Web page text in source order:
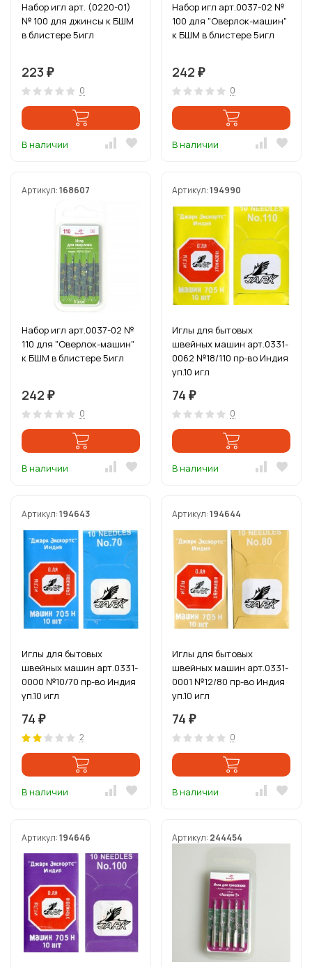
Набор игл арт. (0220-01)
№ 100 для джинсы к БШМ
в блистере 5игл
223 ₽
0
В наличии
Набор игл арт.0037-02 №
100 для "Оверлок-машин"
к БШМ в блистере 5игл
242 ₽
0
В наличии
Артикул:168607
Набор игл арт.0037-02 №
110 для "Оверлок-машин"
к БШМ в блистере 5игл
242 ₽
0
В наличии
Артикул:194990
Иглы для бытовых
швейных машин арт.0331-
0062 №18/110 пр-во Индия
уп.10 игл
74 ₽
0
В наличии
Артикул:194643
Иглы для бытовых
швейных машин арт.0331-
0000 №10/70 пр-во Индия
уп.10 игл
74 ₽
2
В наличии
Артикул:194644
Иглы для бытовых
швейных машин арт.0331-
0001 №12/80 пр-во Индия
уп.10 игл
74 ₽
0
В наличии
Артикул:194646 Артикул: 244454